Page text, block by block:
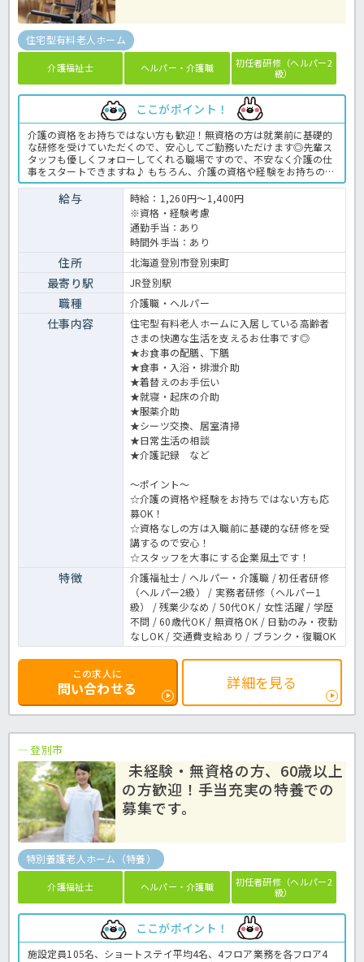
住宅型有料老人ホーム
介護福祉士 ヘルパー・介護職
初任者研修（ヘルパー2
級）
ここがポイント！
介護の資格をお持ちではない方も歓迎！無資格の方は就業前に基礎的
な研修を受けていただくので、安心してご勤務いただけます◎先輩ス
タッフも優しくフォローしてくれる職場ですので、不安なく介護の仕
事をスタートできますね♪ もちろん、介護の資格や経験をお持ちの方
は即戦力として優遇します★シフトは柔軟に相談できますので、これ
までご家庭の事情などで就業を諦めていた方も、ご自身のペースで無
理なく働けますよ！お気軽にほっ介護までお問い合わせください♪住
宅型有料老人ホームでの介護業務全般です。 ＜介護職 派遣 有料老
給与
時給：1,260円～1,400円
※資格・経験考慮
通勤手当：あり
時間外手当：あり
住所 北海道登別市登別東町
最寄り駅 JR登別駅
職種 介護職・ヘルパー
仕事内容
住宅型有料老人ホームに入居している高齢者
さまの快適な生活を支えるお仕事です◎
★お食事の配膳、下膳
★食事・入浴・排泄介助
★着替えのお手伝い
★就寝・起床の介助
★服薬介助
★シーツ交換、居室清掃
★日常生活の相談
★介護記録 など
～ポイント～
☆介護の資格や経験をお持ちではない方も応
募OK！
☆資格なしの方は入職前に基礎的な研修を受
講するので安心！
☆スタッフを大事にする企業風土です！
特徴
介護福祉士 / ヘルパー・介護職 / 初任者研修
（ヘルパー2級） / 実務者研修（ヘルパー1
級） / 残業少なめ / 50代OK / 女性活躍 / 学歴
不問 / 60歳代OK / 無資格OK / 日勤のみ・夜勤
なしOK / 交通費支給あり / ブランク・復職OK
この求人に
問い合わせる 詳細を見る
登別市
未経験・無資格の方、60歳以上
の方歓迎！手当充実の特養での
募集です。
特別養護老人ホーム（特養）
介護福祉士 ヘルパー・介護職
初任者研修（ヘルパー2
級）
ここがポイント！
施設定員105名、ショートステイ平均4名、4フロア業務を各フロア4